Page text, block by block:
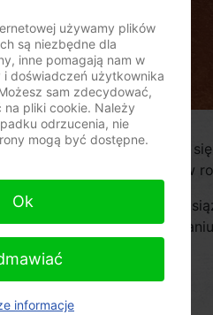
kontroli urzędnik bardziej
Rejestrującej to coś w
online, czy nie, ma
w
używamy plików
są niezbędne dla
inne pomagają nam w
i doświadczeń użytkownika
sam zdecydować,
pliki cookie. Należy
odrzucenia, nie
mogą być dostępne.
Ok
informacje